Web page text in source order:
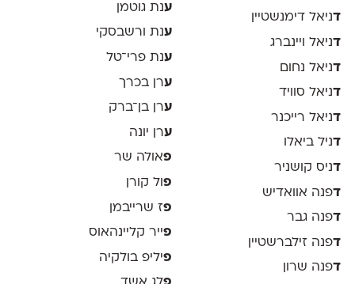
דניאל דימנשטיין
דניאל ויינברג
דניאל נחום
דניאל סוויד
דניאל רייכנר
דניל ביאלו
דניס קושניר
דפנה אוואדיש
דפנה גבר
דפנה זילברשטיין
דפנה שרון
ענת גוטמן
ענת ורשבסקי
ענת פרי־טל
ערן בכרך
ערן בן־ברק
ערן יונה
פאולה שר
פ ול קורן
פז שרייבמן
פייר קליינהאוס
פיליפ בולקיה